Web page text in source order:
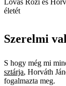
Lovas Rozi és
életét
Szerelmi
S hogy még mi
sztárja, Horváth
fogalmazta meg.